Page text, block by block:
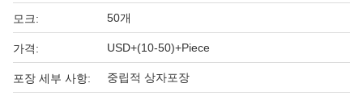
모크: 50개
가격: USD+(10-50)+Piece
포장 세부 사항: 중립적 상자포장